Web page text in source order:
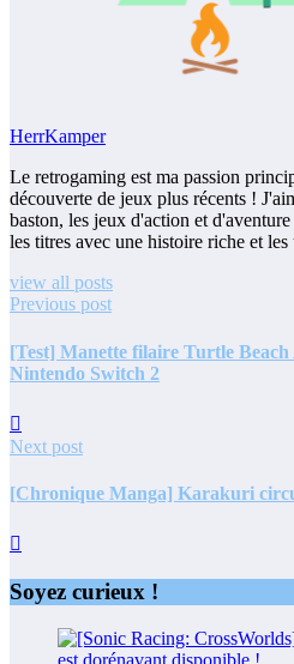
HerrKamper
Le retrogaming est ma passion
découverte de jeux plus récents !
baston, les jeux d'action et
les titres avec une histoire riche et
view all posts
Previous post
[Test] Manette filaire Turtle
Nintendo Switch 2
Next post
[Chronique Manga] Karakuri
Soyez curieux !